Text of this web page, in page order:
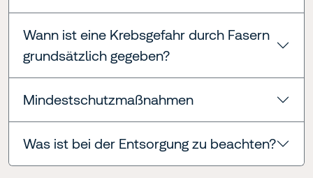
Wann ist eine Krebsgefahr durch Fasern
grundsätzlich gegeben?
Mindestschutzmaßnahmen
Was ist bei der Entsorgung zu beachten?